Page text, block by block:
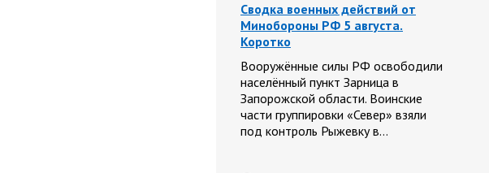
Сводка военных действий от
Минобороны РФ 5 августа.
Коротко
Вооружённые силы РФ освободили
населённый пункт Зарница в
Запорожской области. Воинские
части группировки «Север» взяли
под контроль Рыжевку в…